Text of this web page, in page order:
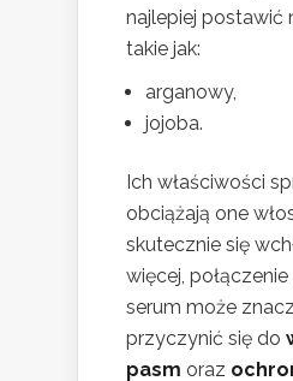
najlepiej postawić
takie jak:
arganowy,
jojoba.
Ich właściwości
obciążają one
skutecznie się
więcej,
serum może
przyczynić się do
pasm oraz